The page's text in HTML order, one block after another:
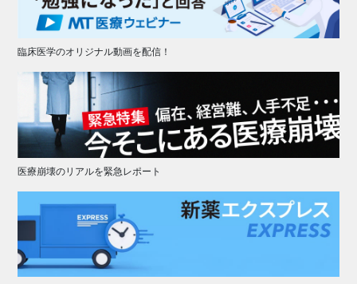
臨床医学のオリジナル動画を配信！
医療崩壊のリアルを緊急レポート